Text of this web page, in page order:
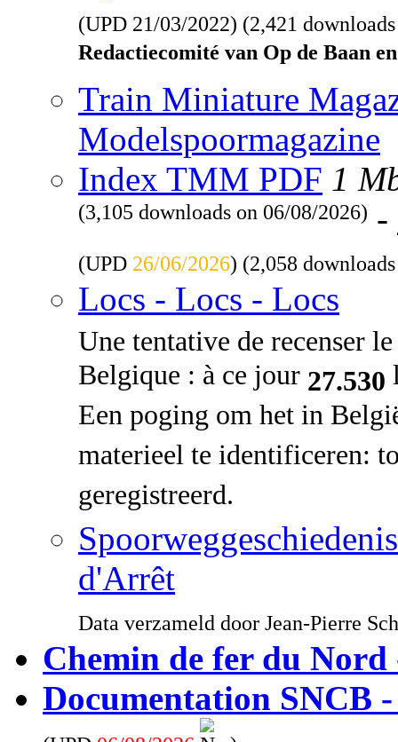
(UPD 21/03/2022) (2,421
Redactiecomité van Op de Baan
Train Miniature
Modelspoormagazine
Index TMM PDF 1
(3,105 downloads on 06/08/2026) -
(UPD 26/06/2026) (2,058
Locs - Locs - Locs
Une tentative de recenser
Belgique : à ce jour 27.530
Een poging om het in
materieel te identificeren:
geregistreerd.
d'Arrêt
Data verzameld door Jean-Pierre
Chemin de fer du Nord
Documentation SNCB